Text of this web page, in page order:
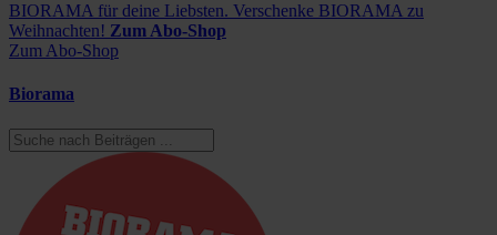
BIORAMA für deine Liebsten. Verschenke BIORAMA zu
Weihnachten! Zum Abo-Shop
Zum Abo-Shop
Biorama